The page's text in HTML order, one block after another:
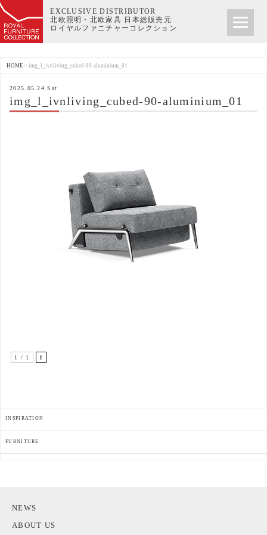
EXCLUSIVE DISTRIBUTOR
北欧照明・北欧家具 日本総販売元
ロイヤルファニチャーコレクション
HOME > img_l_ivnliving_cubed-90-aluminium_01
2025.05.24 Sat
img_l_ivnliving_cubed-90-aluminium_01
1 / 1 1
INSPIRATION
FURNITURE
NEWS
ABOUT US